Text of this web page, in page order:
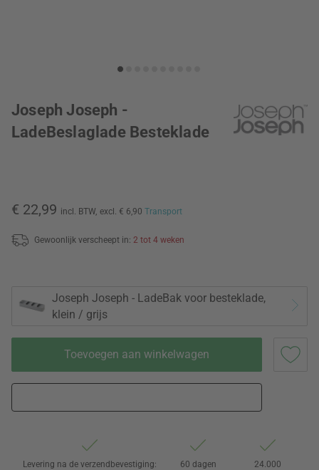
Joseph Joseph -
LadeBeslaglade Besteklade
€ 22,99 incl. BTW, excl. € 6,90 Transport
Gewoonlijk verscheept in: 2 tot 4 weken
Joseph Joseph - LadeBak voor besteklade,
klein / grijs
Toevoegen aan winkelwagen
Levering na de verzendbevestiging:
60 dagen
24.000